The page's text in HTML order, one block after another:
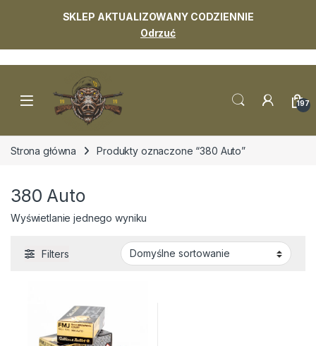
SKLEP AKTUALIZOWANY CODZIENNIE
Odrzuć
197
Strona główna Produkty oznaczone “380 Auto”
380 Auto
Wyświetlanie jednego wyniku
Filters